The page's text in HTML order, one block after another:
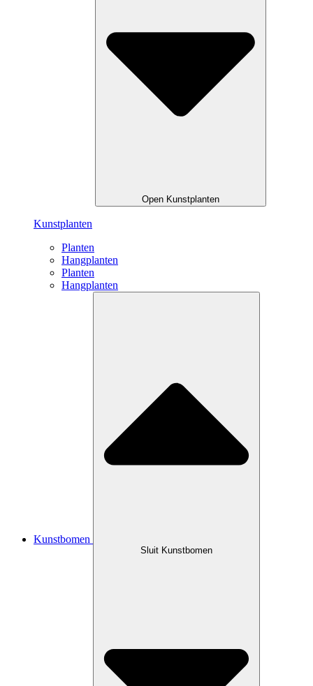
Open Kunstplanten
Kunstplanten
Planten
Hangplanten
Planten
Hangplanten
Kunstbomen
Sluit Kunstbomen